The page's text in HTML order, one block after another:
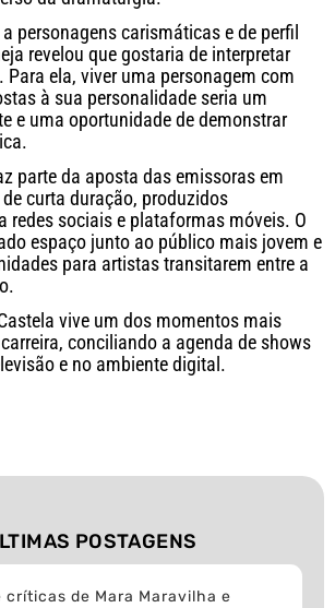
personagens carismáticas e de perfil
revelou que gostaria de interpretar
ela, viver uma personagem com
à sua personalidade seria um
e uma oportunidade de demonstrar
parte da aposta das emissoras em
curta duração, produzidos
redes sociais e plataformas móveis. O
espaço junto ao público mais jovem e
para artistas transitarem entre a
vive um dos momentos mais
conciliando a agenda de shows
e no ambiente digital.
POSTAGENS
críticas de Mara Maravilha e